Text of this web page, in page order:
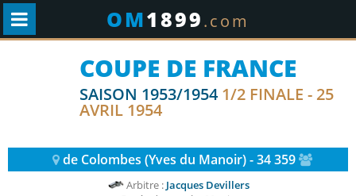
OM1899.com
COUPE DE FRANCE
SAISON 1953/1954 1/2 FINALE - 25
AVRIL 1954
de Colombes (Yves du Manoir) - 34 359
Arbitre : Jacques Devillers